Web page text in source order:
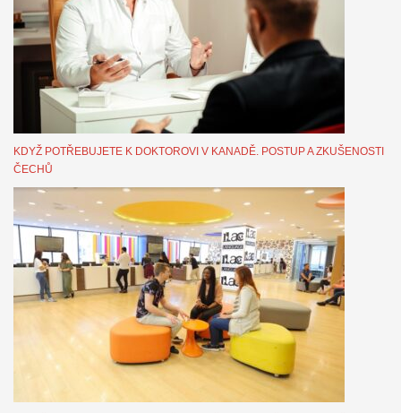
KDYŽ POTŘEBUJETE K DOKTOROVI V KANADĚ. POSTUP A ZKUŠENOSTI
ČECHŮ